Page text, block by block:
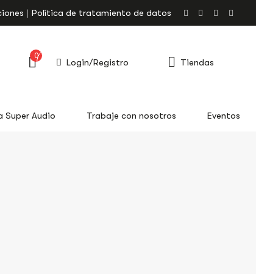
Política de tratamiento de datos
0
Login/Registro Tiendas
Super Audio Trabaje con nosotros Eventos